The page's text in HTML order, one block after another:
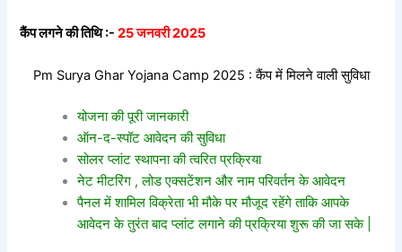
कैंप लगने की तिथि :- 25 जनवरी 2025
Pm Surya Ghar Yojana Camp 2025 : कैंप में मिलने वाली सुविधा
योजना की पूरी जानकारी
ऑन-द-स्पॉट आवेदन की सुविधा
सोलर प्लांट स्थापना की त्वरित प्रक्रिया
नेट मीटरिंग , लोड एक्सटेंशन और नाम परिवर्तन के आवेदन
पैनल में शामिल विक्रेता भी मौके पर मौजूद रहेंगे ताकि आपके
आवेदन के तुरंत बाद प्लांट लगाने की प्रक्रिया शुरू की जा सके |